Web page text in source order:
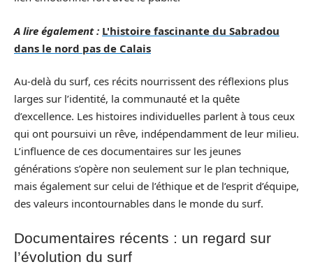
A lire également : L'histoire fascinante du Sabradou
dans le nord pas de Calais
Au-delà du surf, ces récits nourrissent des réflexions plus
larges sur l’identité, la communauté et la quête
d’excellence. Les histoires individuelles parlent à tous ceux
qui ont poursuivi un rêve, indépendamment de leur milieu.
L’influence de ces documentaires sur les jeunes
générations s’opère non seulement sur le plan technique,
mais également sur celui de l’éthique et de l’esprit d’équipe,
des valeurs incontournables dans le monde du surf.
Documentaires récents : un regard sur
l’évolution du surf